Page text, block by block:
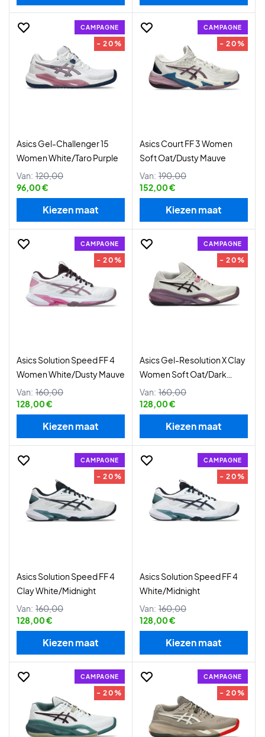
CAMPAGNE
- 20%
Asics Gel-Challenger 15
Women White/Taro Purple
Van: 120,00
96,00 €
Kiezen maat
CAMPAGNE
- 20%
Asics Court FF 3 Women
Soft Oat/Dusty Mauve
Van: 190,00
152,00 €
Kiezen maat
CAMPAGNE
- 20%
Asics Solution Speed FF 4
Women White/Dusty Mauve
Van: 160,00
128,00 €
Kiezen maat
CAMPAGNE
- 20%
Asics Gel-Resolution X Clay
Women Soft Oat/Dark
Aubergine
Van: 160,00
128,00 €
Kiezen maat
CAMPAGNE
- 20%
Asics Solution Speed FF 4
Clay White/Midnight
Van: 160,00
128,00 €
Kiezen maat
CAMPAGNE
- 20%
Asics Solution Speed FF 4
White/Midnight
Van: 160,00
128,00 €
Kiezen maat
CAMPAGNE
- 20%
CAMPAGNE
- 20%